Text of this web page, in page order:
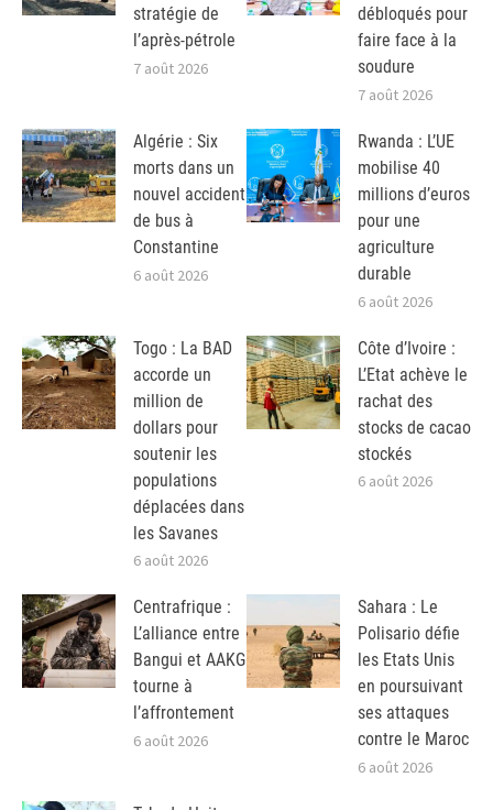
stratégie de
l’après-pétrole
7 août 2026
débloqués pour
faire face à la
soudure
7 août 2026
Algérie : Six
morts dans un
nouvel accident
de bus à
Constantine
6 août 2026
Rwanda : L’UE
mobilise 40
millions d’euros
pour une
agriculture
durable
6 août 2026
Togo : La BAD
accorde un
million de
dollars pour
soutenir les
populations
déplacées dans
les Savanes
6 août 2026
Côte d’Ivoire :
L’Etat achève le
rachat des
stocks de cacao
stockés
6 août 2026
Centrafrique :
L’alliance entre
Bangui et AAKG
tourne à
l’affrontement
6 août 2026
Sahara : Le
Polisario défie
les Etats Unis
en poursuivant
ses attaques
contre le Maroc
6 août 2026